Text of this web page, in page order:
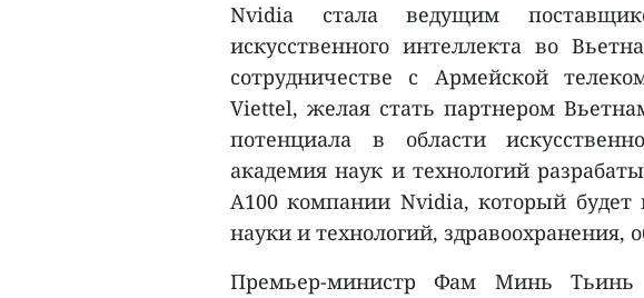
Nvidia стала ведущим
искусственного интеллекта во
сотрудничестве с Армейской
Viettel, желая стать партнером
потенциала в области
академия наук и технологий
A100 компании Nvidia, который
науки и технологий, здравоохранения,
Премьер-министр Фам Минь Тьинь